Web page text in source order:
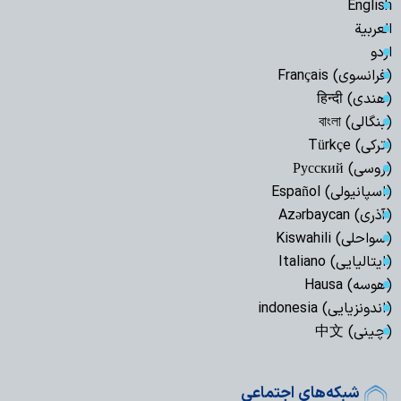
English
العربیة
اردو
(فرانسوی) Français
(هندی) हिन्दी
(بنگالی) বাংলা
(ترکی) Türkçe
(روسی) Русский
(اسپانیولی) Español
(آذری) Azərbaycan
(سواحلی) Kiswahili
(ایتالیایی) Italiano
(هوسه) Hausa
(اندونزیایی) indonesia
(چینی) 中文
شبکه‌های اجتماعی